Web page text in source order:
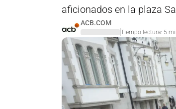
aficionados en la plaza
ACB.COM
Tiempo lectura: 5